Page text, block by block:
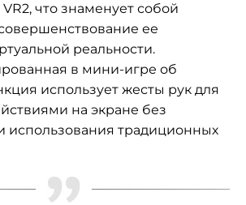
что знаменует собой
ее
реальности.
в мини-игре об
использует жесты рук для
на экране без
использования традиционных